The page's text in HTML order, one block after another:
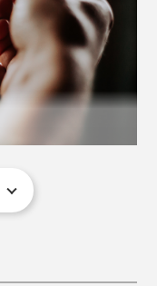
ない……。そんな心
す。
に登録されている
、エネルギーに満